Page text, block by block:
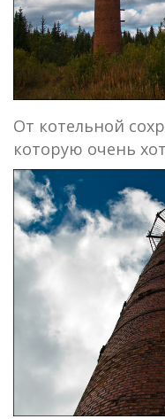
От котельной
которую очень